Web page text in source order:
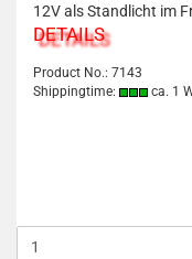
12V als Standlicht im
DETAILS
Product No.: 7143
Shippingtime:
ca. 1